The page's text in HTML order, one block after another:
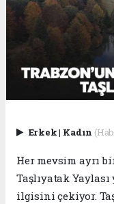
Erkek| Kadın
Her mevsim ayrı
Taşlıyatak
ilgisini çekiyor.